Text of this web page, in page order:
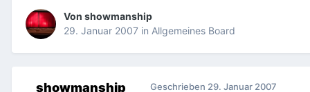
Von showmanship
29. Januar 2007 in Allgemeines Board
showmanship Geschrieben 29. Januar 2007